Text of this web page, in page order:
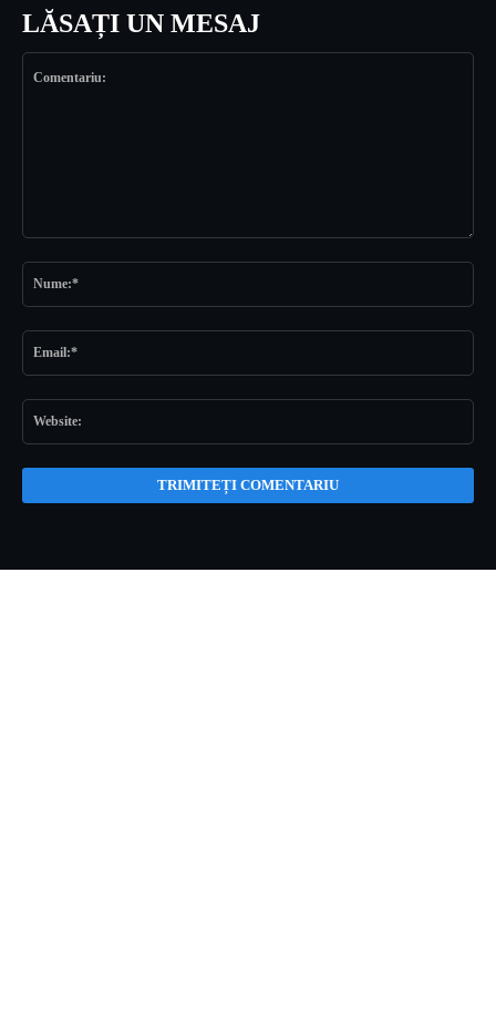
LĂSAȚI UN MESAJ